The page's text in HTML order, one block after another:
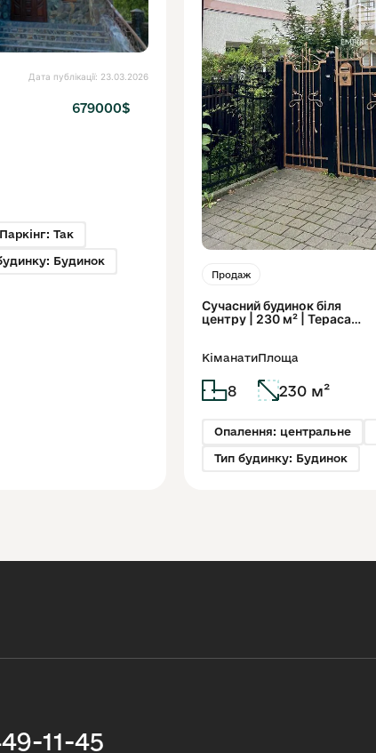
Дата публікації: 23.03.2026
679000$
Паркінг: Так
Будинок
Продаж
Сучасний будинок біля
центру | 230 м² | Тераса,
Кіманати
8
Площа
230 м²
Опалення: центральне
Тип будинку: Будинок
11-45